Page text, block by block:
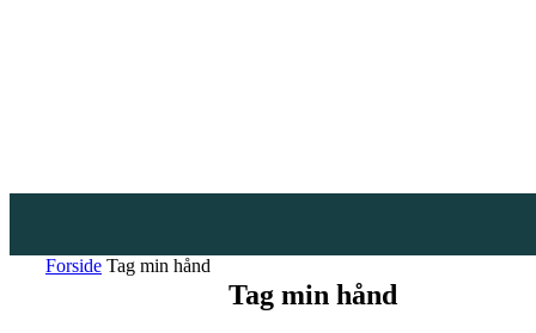
Forside Tag min hånd
Tag min hånd